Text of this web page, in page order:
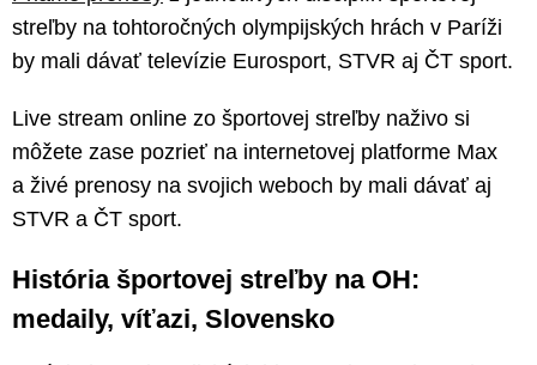
streľby na tohtoročných olympijských hrách v Paríži
by mali dávať televízie Eurosport, STVR aj ČT sport.
Live stream online zo športovej streľby naživo si
môžete zase pozrieť na internetovej platforme Max
a živé prenosy na svojich weboch by mali dávať aj
STVR a ČT sport.
História športovej streľby na OH:
medaily, víťazi, Slovensko